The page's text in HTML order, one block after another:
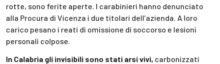
rotte, sono ferite aperte. I carabinieri hanno denunciato
alla Procura di Vicenza i due titolari dell’azienda. A loro
carico pesano i reati di omissione di soccorso e lesioni
personali colpose.
In Calabria gli invisibili sono stati arsi vivi, carbonizzati